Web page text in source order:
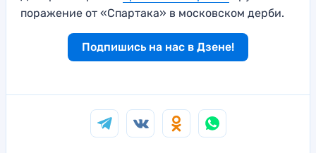
поражение от «Спартака» в московском дерби.
Подпишись на нас в Дзене!